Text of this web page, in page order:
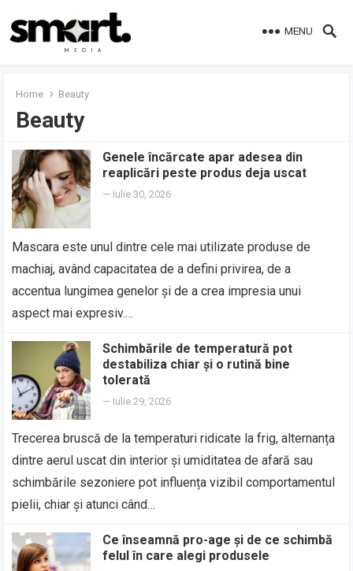
MENU
Home Beauty
Beauty
Genele încărcate apar adesea din
reaplicări peste produs deja uscat
— Iulie 30, 2026
Mascara este unul dintre cele mai utilizate produse de
machiaj, având capacitatea de a defini privirea, de a
accentua lungimea genelor și de a crea impresia unui
aspect mai expresiv.…
Schimbările de temperatură pot
destabiliza chiar și o rutină bine
tolerată
— Iulie 29, 2026
Trecerea bruscă de la temperaturi ridicate la frig, alternanța
dintre aerul uscat din interior și umiditatea de afară sau
schimbările sezoniere pot influența vizibil comportamentul
pielii, chiar și atunci când…
Ce înseamnă pro-age și de ce schimbă
felul în care alegi produsele